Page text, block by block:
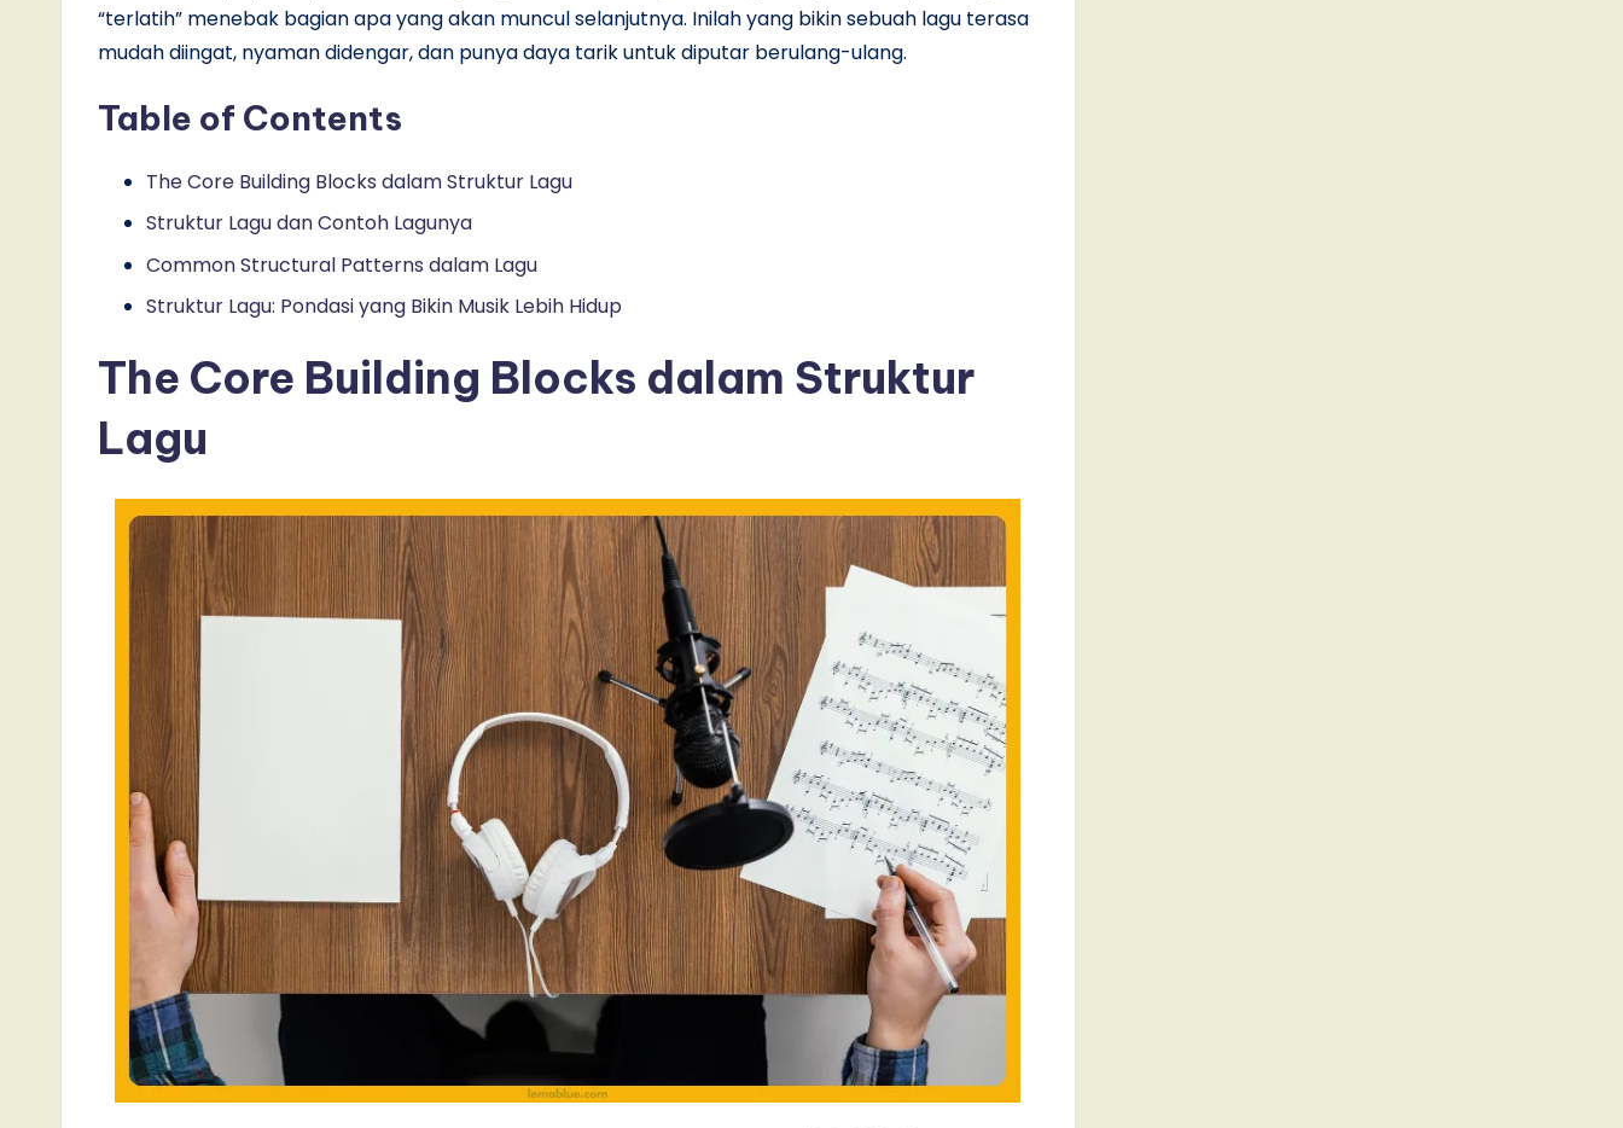
“terlatih” menebak bagian apa yang akan muncul selanjutnya. Inilah yang bikin sebuah lagu terasa
mudah diingat, nyaman didengar, dan punya daya tarik untuk diputar berulang-ulang.
Table of Contents
The Core Building Blocks dalam Struktur Lagu
Struktur Lagu dan Contoh Lagunya
Common Structural Patterns dalam Lagu
Struktur Lagu: Pondasi yang Bikin Musik Lebih Hidup
The Core Building Blocks dalam Struktur
Lagu